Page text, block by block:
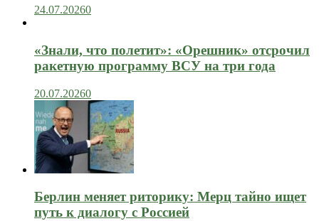
24.07.20260
«Знали, что полетит»: «Орешник» отсрочил
ракетную программу ВСУ на три года
20.07.20260
Берлин меняет риторику: Мерц тайно ищет
путь к диалогу с Россией